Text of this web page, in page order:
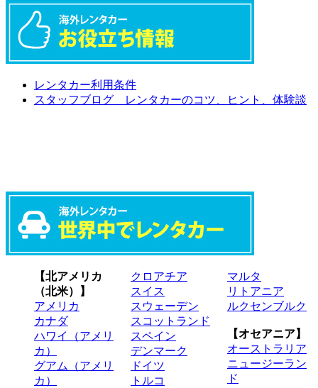
レンタカー利用条件
スタッフブログ レンタカーのコツ、ヒント、体験談
【北アメリカ
（北米）】
アメリカ
カナダ
ハワイ（アメリ
カ）
グアム（アメリ
カ）
クロアチア
スイス
スウェーデン
スコットランド
スペイン
デンマーク
ドイツ
トルコ
マルタ
リトアニア
ルクセンブルク
【オセアニア】
オーストラリア
ニュージーラン
ド